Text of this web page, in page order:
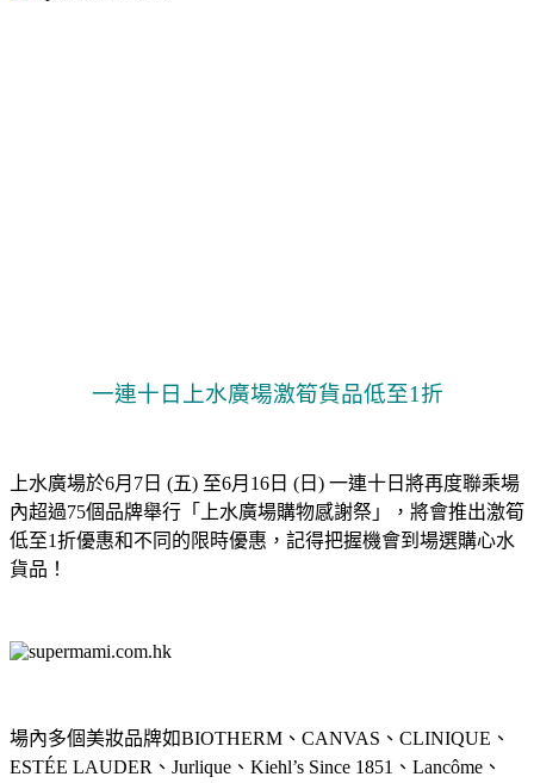
一連十日上水廣場激筍貨品低至1折
上水廣場於6月7日 (五) 至6月16日 (日) 一連十日將再度聯乘場
內超過75個品牌舉行「上水廣場購物感謝祭」，將會推出激筍
低至1折優惠和不同的限時優惠，記得把握機會到場選購心水
貨品！
場內多個美妝品牌如BIOTHERM、CANVAS、CLINIQUE、
ESTÉE LAUDER、Jurlique、Kiehl’s Since 1851、Lancôme、